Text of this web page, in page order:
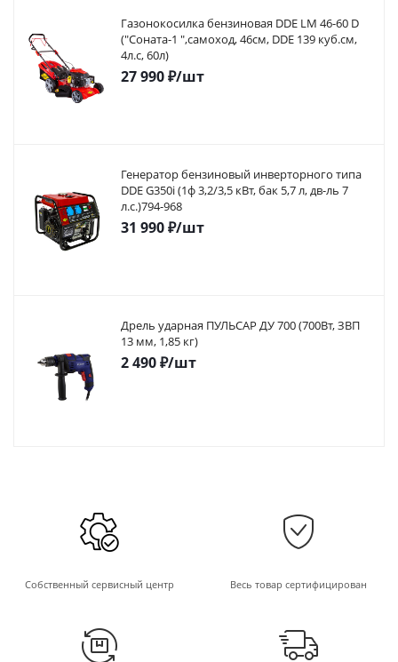
Газонокосилка бензиновая DDE LM 46-60 D
("Соната-1 ",самоход, 46cм, DDE 139 куб.см,
4л.с, 60л)
27 990₽/шт
Генератор бензиновый инверторного типа
DDE G350i (1ф 3,2/3,5 кВт, бак 5,7 л, дв-ль 7
л.с.)794-968
31 990₽/шт
Дрель ударная ПУЛЬСАР ДУ 700 (700Вт, ЗВП
13 мм, 1,85 кг)
2 490₽/шт
Собственный сервисный центр Весь товар сертифицирован